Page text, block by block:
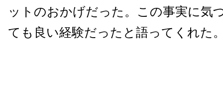
ットのおかげだった。この事実に気
ても良い経験だったと語ってくれた